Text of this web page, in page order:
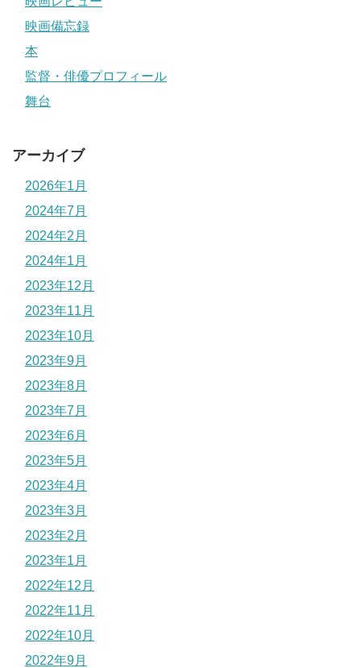
映画備忘録
本
監督・俳優プロフィール
舞台
アーカイブ
2026年1月
2024年7月
2024年2月
2024年1月
2023年12月
2023年11月
2023年10月
2023年9月
2023年8月
2023年7月
2023年6月
2023年5月
2023年4月
2023年3月
2023年2月
2023年1月
2022年12月
2022年11月
2022年10月
2022年9月